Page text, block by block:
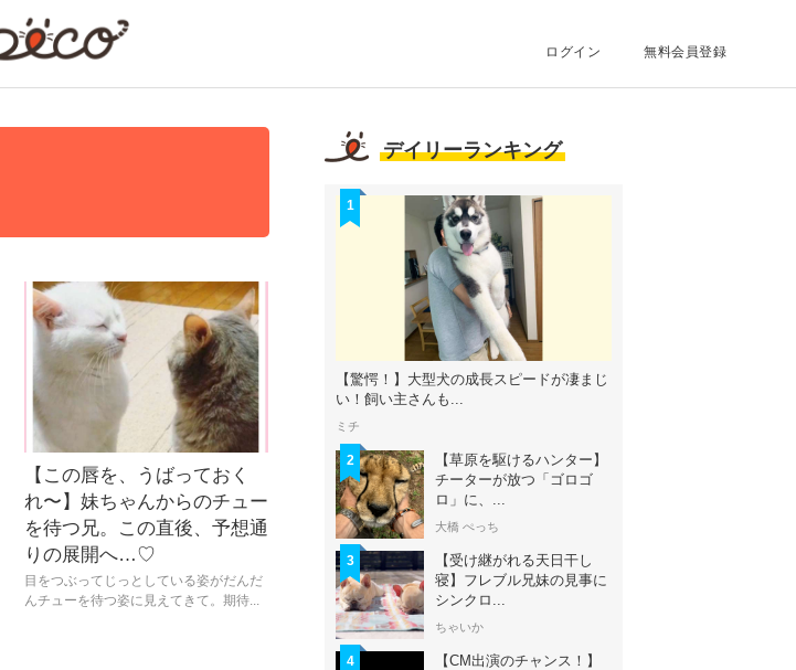
ログイン 無料会員登録
【この唇を、うばっておく
れ〜】妹ちゃんからのチュー
を待つ兄。この直後、予想通
りの展開へ…♡
目をつぶってじっとしている姿がだんだ
んチューを待つ姿に見えてきて。期待...
デイリーランキング
1
【驚愕！】大型犬の成長スピードが凄まじ
い！飼い主さんも...
ミチ
2
【草原を駆けるハンター】
チーターが放つ「ゴロゴ
ロ」に、...
大橋 ぺっち
3
【受け継がれる天日干し
寝】フレブル兄妹の見事に
シンクロ...
ちゃいか
4
【CM出演のチャンス！】